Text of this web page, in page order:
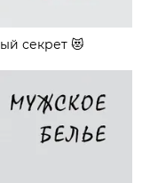
секрет 😻